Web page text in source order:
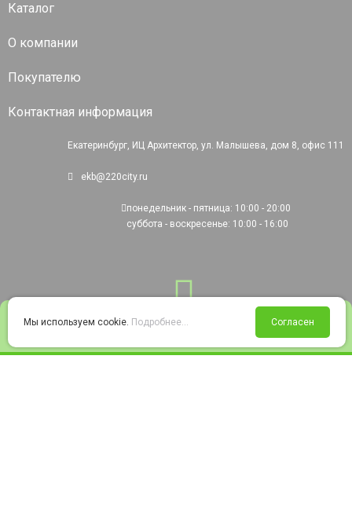
Войти Избранное Корзина
Каталог
О компании
Покупателю
Контактная информация
Екатеринбург, ИЦ Архитектор, ул. Малышева, дом 8, офис 111
ekb@220city.ru
понедельник - пятница: 10:00 - 20:00
суббота - воскресенье: 10:00 - 16:00
Мы используем cookie. Подробнее... Согласен